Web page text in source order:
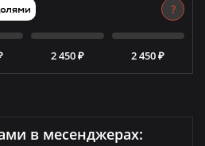
?
2 450 ₽ 2 450 ₽
в месенджерах: